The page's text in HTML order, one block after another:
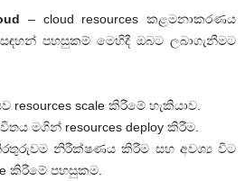
– cloud resources කළමනාකරණය
පහසුකම් මෙහිදී ඔබට ලබාගැනීමට
resources scale කිරීමේ හැකියාව.
මගින් resources deploy කිරීම.
නිරීක්ෂණය කිරීම සහ අවශ්‍ය විට
කිරීමේ පහසුකම.